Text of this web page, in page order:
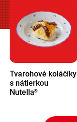
Tvarohové koláčiky
s nátierkou
Nutella®